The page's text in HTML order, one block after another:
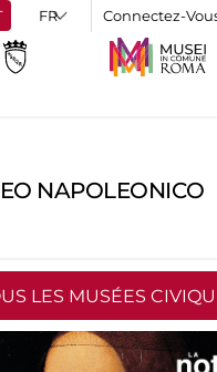
Connectez-
NAPOLEONICO
LES MUSÉES